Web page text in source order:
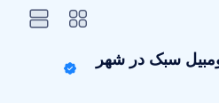
سبک در شهر